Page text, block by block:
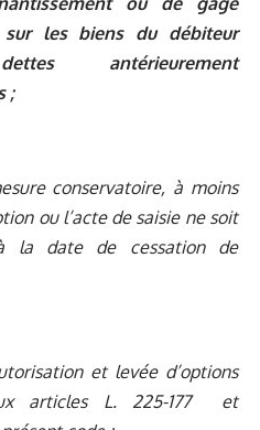
sur les biens du débiteur
antérieurement
;
conservatoire, à moins
ou l’acte de saisie ne soit
la date de cessation de
et levée d’options
articles L. 225-177
et